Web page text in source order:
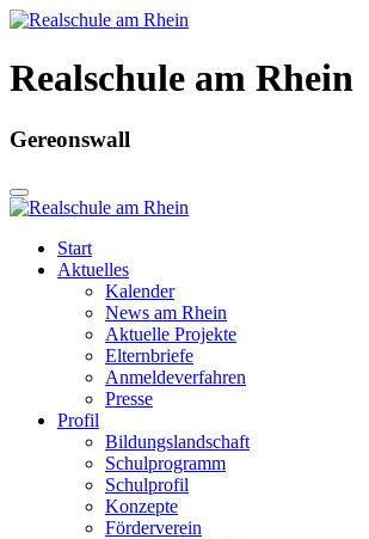
Realschule am Rhein
Gereonswall
Start
Aktuelles
Kalender
News am Rhein
Aktuelle Projekte
Elternbriefe
Anmeldeverfahren
Presse
Profil
Bildungslandschaft
Schulprogramm
Schulprofil
Konzepte
Förderverein